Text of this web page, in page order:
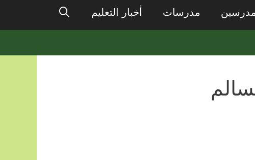
مدرسين مدرسات أخبار التعليم